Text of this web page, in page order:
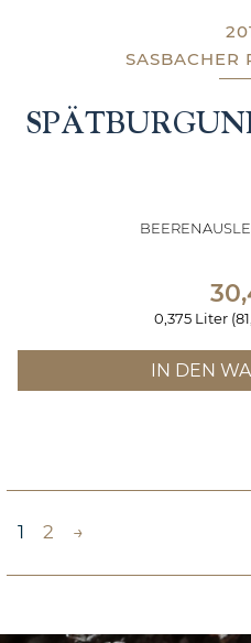
SASBACHER
0,375 Liter
IN DEN
1 2 →